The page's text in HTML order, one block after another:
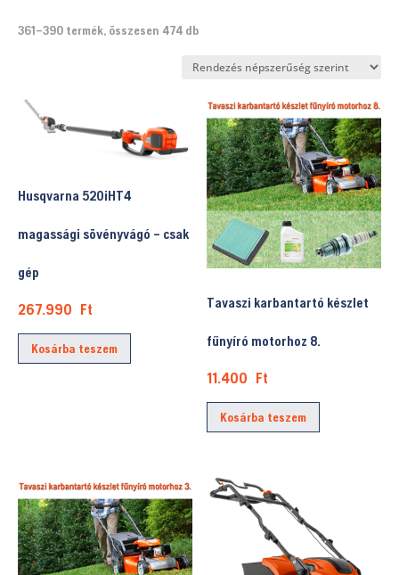
361–390 termék, összesen 474 dbSorted
Husqvarna 520iHT4
magassági sövényvágó – csak
gép
267.990 Ft
Kosárba teszem
Tavaszi karbantartó készlet
fűnyíró motorhoz 8.
11.400 Ft
Kosárba teszem